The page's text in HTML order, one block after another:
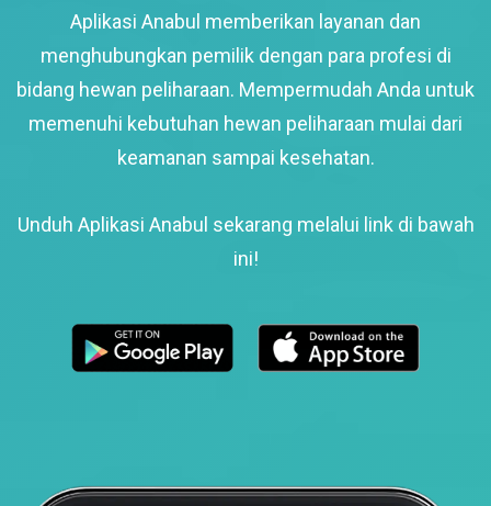
Aplikasi Anabul memberikan layanan dan
menghubungkan pemilik dengan para profesi di
bidang hewan peliharaan. Mempermudah Anda untuk
memenuhi kebutuhan hewan peliharaan mulai dari
keamanan sampai kesehatan.
Unduh Aplikasi Anabul sekarang melalui link di bawah
ini!